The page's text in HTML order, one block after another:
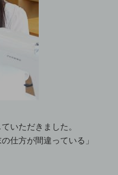
いただきました。
仕方が間違っている」